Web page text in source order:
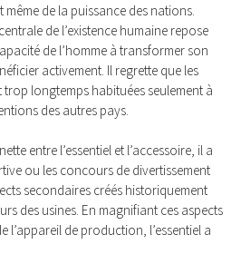
de la puissance des nations.
de l’existence humaine repose
de l’homme à transformer son
activement. Il regrette que les
longtemps habituées seulement à
des autres pays.
entre l’essentiel et l’accessoire, il a
ou les concours de divertissement
secondaires créés historiquement
des usines. En magnifiant ces aspects
l’appareil de production, l’essentiel a